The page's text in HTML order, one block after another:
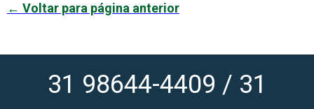
← Voltar para página anterior
31 98644-4409 / 31